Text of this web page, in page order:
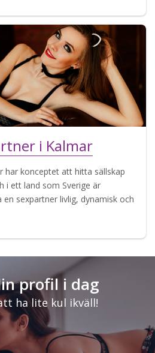
i Kalmar
har konceptet att hitta sällskap
i ett land som Sverige är
sexpartner livlig, dynamisk och
profil i dag
ha lite kul ikväll!